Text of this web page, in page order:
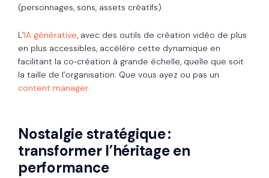
(personnages, sons, assets créatifs).
L’IA générative , avec des outils de création vidéo de plus
en plus accessibles, accélère cette dynamique en
facilitant la co‑création à grande échelle, quelle que soit
la taille de l’organisation. Que vous ayez ou pas un
content manager.
Nostalgie stratégique :
transformer l’héritage en
performance